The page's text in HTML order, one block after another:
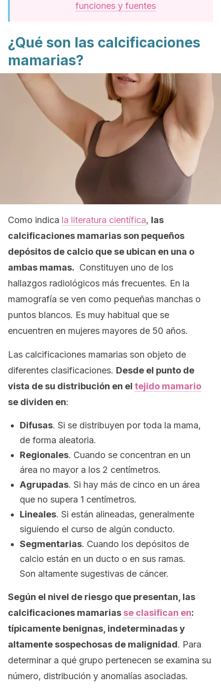
funciones y fuentes
¿Qué son las calcificaciones
mamarias?
Como indica la literatura científica, las
calcificaciones mamarias son pequeños
depósitos de calcio que se ubican en una o
ambas mamas. Constituyen uno de los
hallazgos radiológicos más frecuentes. En la
mamografía se ven como pequeñas manchas o
puntos blancos. Es muy habitual que se
encuentren en mujeres mayores de 50 años.
Las calcificaciones mamarias son objeto de
diferentes clasificaciones. Desde el punto de
vista de su distribución en el tejido mamario
se dividen en:
Difusas. Si se distribuyen por toda la mama,
de forma aleatoria.
Regionales. Cuando se concentran en un
área no mayor a los 2 centímetros.
Agrupadas. Si hay más de cinco en un área
que no supera 1 centímetros.
Lineales. Si están alineadas, generalmente
siguiendo el curso de algún conducto.
Segmentarias. Cuando los depósitos de
calcio están en un ducto o en sus ramas.
Son altamente sugestivas de cáncer.
Según el nivel de riesgo que presentan, las
calcificaciones mamarias se clasifican en:
típicamente benignas , indeterminadas y
altamente sospechosas de malignidad. Para
determinar a qué grupo pertenecen se examina su
número, distribución y anomalías asociadas.